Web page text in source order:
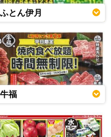
ふとん伊月
牛福